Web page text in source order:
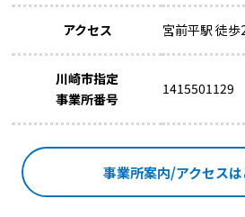
アクセス 宮前平駅 徒歩
川崎市指定
事業所番号
1415501129
事業所案内/アクセスは